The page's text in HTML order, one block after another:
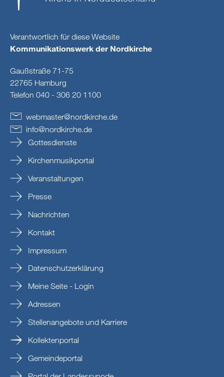
Verantwortlich für diese Website
Kommunikationswerk der Nordkirche
Gaußstraße 71-75
22765 Hamburg
Telefon 040 - 306 20 1100
webmaster@nordkirche de
info@nordkirche.de
Gottesdienste
Kirchenmusikportal
Veranstaltungen
Presse
Nachrichten
Kontakt
Impressum
Datenschutzerklärung
Meine Seite - Login
Adressen
Stellenangebote und Karriere
Kollektenportal
Gemeindeportal